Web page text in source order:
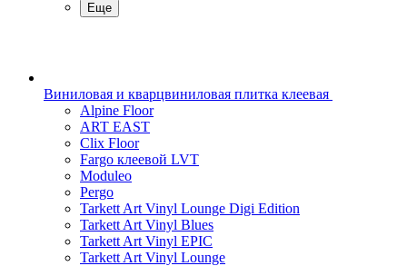
Еще
Виниловая и кварцвиниловая плитка клеевая
Alpine Floor
ART EAST
Clix Floor
Fargo клеевой LVT
Moduleo
Pergo
Tarkett Art Vinyl Lounge Digi Edition
Tarkett Art Vinyl Blues
Tarkett Art Vinyl EPIC
Tarkett Art Vinyl Lounge